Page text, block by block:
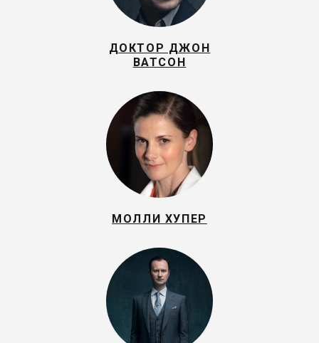
ДОКТОР ДЖОН
ВАТСОН
МОЛЛИ ХУПЕР